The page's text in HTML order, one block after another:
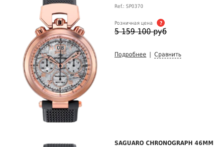
Ref.: SP0370
Розничная цена ?
5 159 100 руб
Подробнее Сравнить
SAGUARO CHRONOGRAPH 46MM